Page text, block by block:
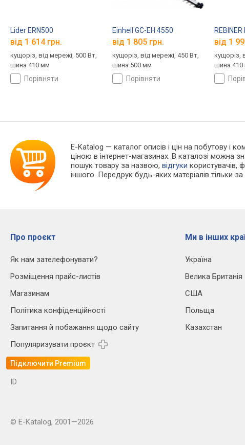
Lider ERN500
від 1 614 грн.
кущоріз, від мережі, 500 Вт,
шина 410 мм
порівняти
Einhell GC-EH 4550
від 1 805 грн.
кущоріз, від мережі, 450 Вт,
шина 500 мм
порівняти
від 1
кущоріз,
шина 410
E-Katalog — каталог описів і цін на побутову і
ціною в інтернет-магазинах. В каталозі можна
пошук товару за назвою,відгуки користувачів,
іншого. Передрук будь-яких матеріалів тільки
Про проєкт
Як нам зателефонувати?
Розміщення прайс-листів
Магазинам
Політика конфіденційності
Запитання й побажання щодо сайту
Популяризувати проєкт
Підключити Premium
Ми в інших
Україна
Велика Британія
США
Польща
Казахстан
ID
© E-Katalog, 2001—2026